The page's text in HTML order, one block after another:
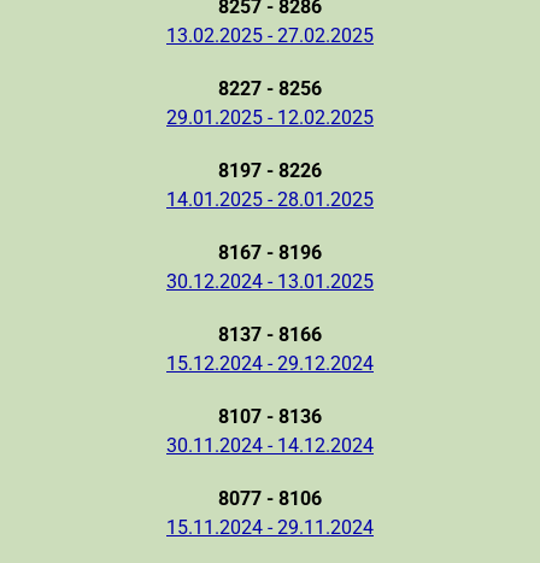
8257 - 8286
13.02.2025 - 27.02.2025
8227 - 8256
29.01.2025 - 12.02.2025
8197 - 8226
14.01.2025 - 28.01.2025
8167 - 8196
30.12.2024 - 13.01.2025
8137 - 8166
15.12.2024 - 29.12.2024
8107 - 8136
30.11.2024 - 14.12.2024
8077 - 8106
15.11.2024 - 29.11.2024